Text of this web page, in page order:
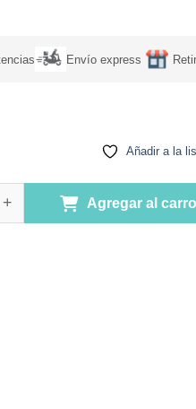
Envío express
Añadir a la
Agregar al carro